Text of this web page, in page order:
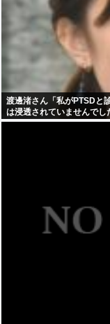
渡邊渚さん「私がPTSDと
は浸透されていませんでし